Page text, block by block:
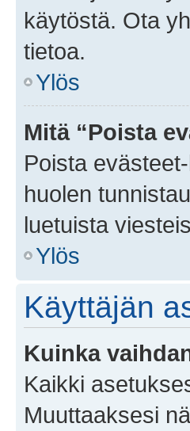
käytöstä. Ota
tietoa.
Ylös
Mitä “Poista
Poista
huolen
luetuista
Ylös
Käyttäjän
Kuinka
Kaikki
Muuttaaksesi